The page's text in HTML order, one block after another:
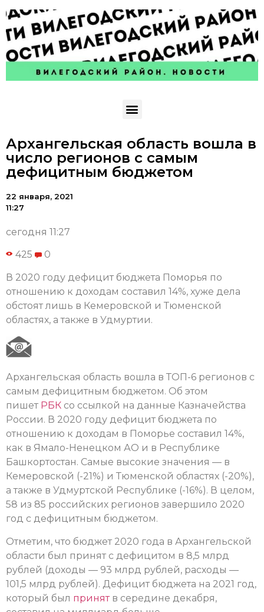
Архангельская область вошла в
число регионов с самым
дефицитным бюджетом
22 января, 2021
11:27
сегодня 11:27
425 0
В 2020 году дефицит бюджета Поморья по
отношению к доходам составил 14%, хуже дела
обстоят лишь в Кемеровской и Тюменской
областях, а также в Удмуртии.
Архангельская область вошла в ТОП-6 регионов с
самым дефицитным бюджетом. Об этом
пишет РБК со ссылкой на данные Казначейства
России. В 2020 году дефицит бюджета по
отношению к доходам в Поморье составил 14%,
как в Ямало-Ненецком АО и в Республике
Башкортостан. Самые высокие значения — в
Кемеровской (-21%) и Тюменской областях (-20%),
а также в Удмуртской Республике (-16%). В целом,
58 из 85 российских регионов завершило 2020
год с дефицитным бюджетом.
Отметим, что бюджет 2020 года в Архангельской
области был принят с дефицитом в 8,5 млрд
рублей (доходы — 93 млрд рублей, расходы —
101,5 млрд рублей). Дефицит бюджета на 2021 год,
который был принятв середине декабря,